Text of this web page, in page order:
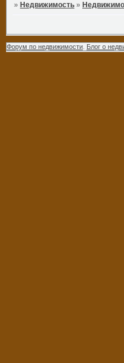
» Недвижимость »
Форум по недвижимости Блог о